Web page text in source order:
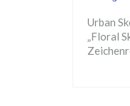
Urban
„Floral